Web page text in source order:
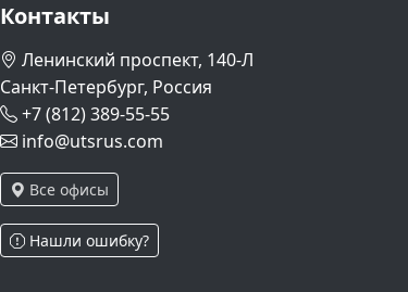
Контакты
Ленинский проспект, 140-Л
Санкт-Петербург, Россия
+7 (812) 389-55-55
info@utsrus.com
Все офисы
Нашли ошибку?